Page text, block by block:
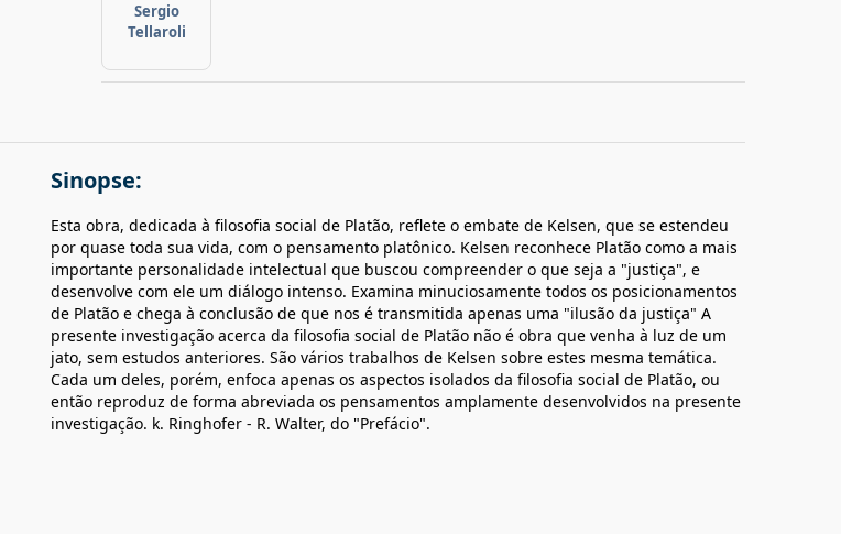
Sergio
Tellaroli
Sinopse:
Esta obra, dedicada à filosofia social de Platão, reflete o embate de Kelsen, que se estendeu
por quase toda sua vida, com o pensamento platônico. Kelsen reconhece Platão como a mais
importante personalidade intelectual que buscou compreender o que seja a "justiça", e
desenvolve com ele um diálogo intenso. Examina minuciosamente todos os posicionamentos
de Platão e chega à conclusão de que nos é transmitida apenas uma "ilusão da justiça" A
presente investigação acerca da filosofia social de Platão não é obra que venha à luz de um
jato, sem estudos anteriores. São vários trabalhos de Kelsen sobre estes mesma temática.
Cada um deles, porém, enfoca apenas os aspectos isolados da filosofia social de Platão, ou
então reproduz de forma abreviada os pensamentos amplamente desenvolvidos na presente
investigação. k. Ringhofer - R. Walter, do "Prefácio".